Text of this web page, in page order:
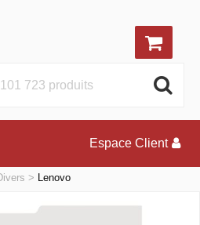
Espace Client
Lenovo